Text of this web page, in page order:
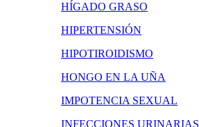
HÍGADO GRASO
HIPERTENSIÓN
HIPOTIROIDISMO
HONGO EN LA UÑA
IMPOTENCIA SEXUAL
INFECCIONES URINARIAS